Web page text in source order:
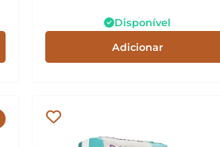
Disponível
Adicionar